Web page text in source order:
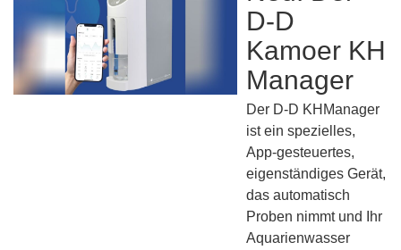
D-D
Kamoer KH
Manager
Der D-D KHManager
ist ein spezielles,
App-gesteuertes,
eigenständiges Gerät,
das automatisch
Proben nimmt und Ihr
Aquarienwasser